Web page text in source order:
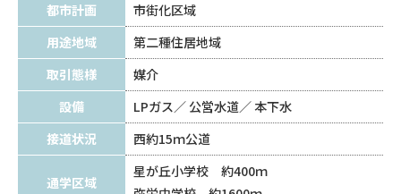
都市計画
市街化区域
用途地域
第二種住居地域
取引態様
媒介
設備
LPガス 公営水道
本下水
接道状況
西約15ｍ公道
通学区域
星が丘小学校 約400ｍ